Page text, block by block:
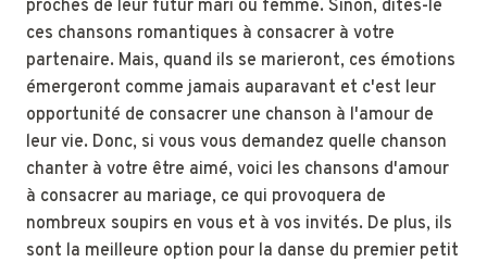
proches de leur futur mari ou femme. Sinon, dites-le
ces chansons romantiques à consacrer à votre
partenaire. Mais, quand ils se marieront, ces émotions
émergeront comme jamais auparavant et c'est leur
opportunité de consacrer une chanson à l'amour de
leur vie. Donc, si vous vous demandez quelle chanson
chanter à votre être aimé, voici les chansons d'amour
à consacrer au mariage, ce qui provoquera de
nombreux soupirs en vous et à vos invités. De plus, ils
sont la meilleure option pour la danse du premier petit